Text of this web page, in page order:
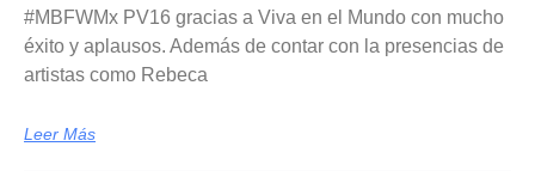
#MBFWMx PV16 gracias a Viva en el Mundo con mucho
éxito y aplausos. Además de contar con la presencias de
artistas como Rebeca
Leer Más